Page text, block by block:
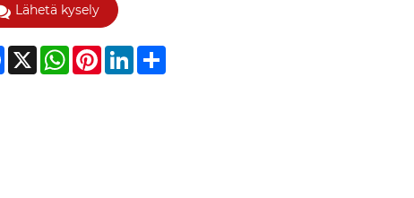
Lähetä kysely
Facebook
X WhatsAppPinterestLinkedInShare